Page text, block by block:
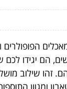
הפופולרים
הם יגידו
זהו שילוב
ומגוון